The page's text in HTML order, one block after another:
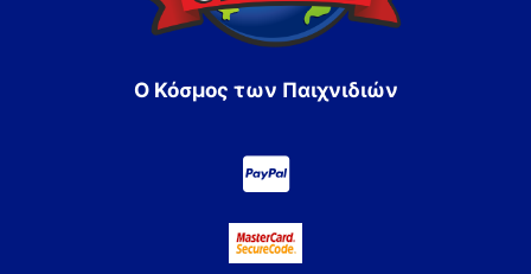
Ο Κόσμος των Παιχνιδιών